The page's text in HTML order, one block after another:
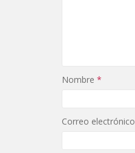
Nombre *
Correo electrónico